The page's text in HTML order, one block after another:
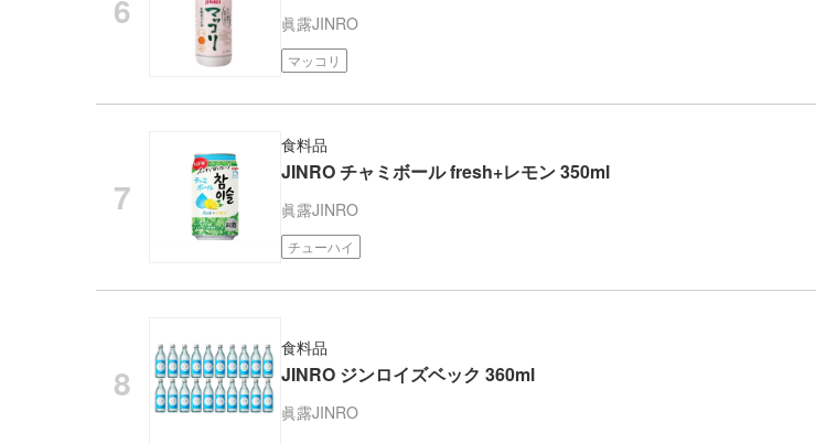
眞露JINRO
マッコリ
食料品
JINRO チャミボール fresh+レモン 350ml
眞露JINRO
チューハイ
食料品
JINRO ジンロイズベック 360ml
眞露JINRO